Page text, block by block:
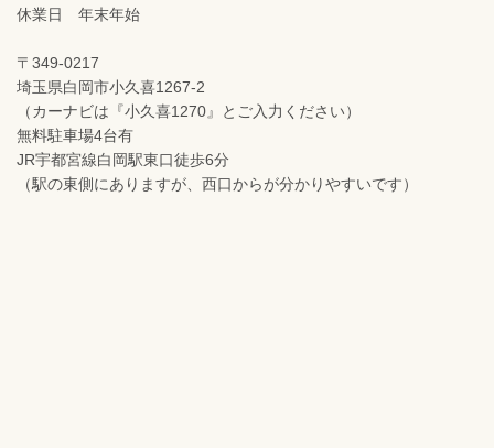
休業日 年末年始
〒349-0217
埼玉県白岡市小久喜1267-2
（カーナビは『小久喜1270』とご入力ください）
無料駐車場4台有
JR宇都宮線白岡駅東口徒歩6分
（駅の東側にありますが、西口からが分かりやすいです）